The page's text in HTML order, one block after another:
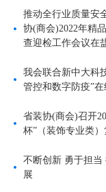
推动全行业质量
协(商会)2022年精
查迎检工作会议在
我会联合新中大科
管控和数字防疫”
省装协(商会)召开
杯”（装饰专业类
不断创新 勇于担当
展